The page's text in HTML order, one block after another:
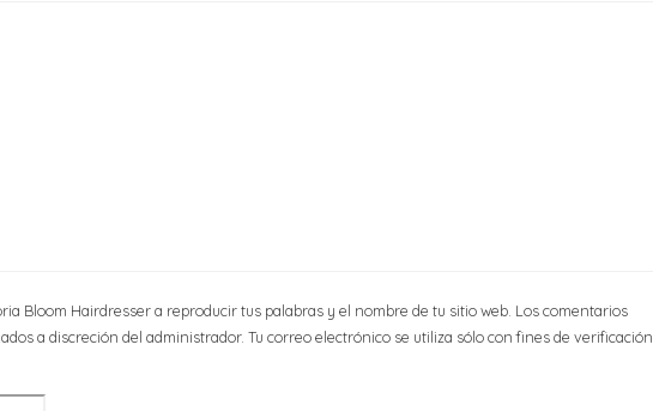
Bloom Hairdresser a reproducir tus palabras y el nombre de tu sitio web. Los comentarios
a discreción del administrador. Tu correo electrónico se utiliza sólo con fines de verificación,